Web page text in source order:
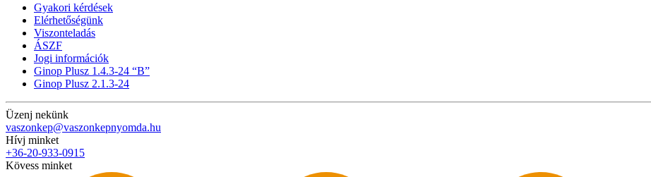
Gyakori kérdések
Elérhetőségünk
Viszonteladás
ÁSZF
Jogi információk
Ginop Plusz 1.4.3-24 “B”
Ginop Plusz 2.1.3-24
Üzenj nekünk
vaszonkep@vaszonkepnyomda.hu
Hívj minket
+36-20-933-0915
Kövess minket